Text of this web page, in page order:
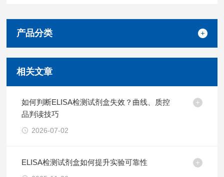
产品分类
相关文章
如何判断ELISA检测试剂盒失效？曲线、质控
品判读技巧
2026-07-02
ELISA检测试剂盒如何提升实验可靠性